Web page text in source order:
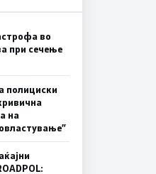
во
при сечење
полициски
на